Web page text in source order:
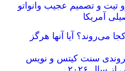
تیت و تصمیم عجیب وانواتو
آمریکا
می‌روند؟ آیا آنها هرگز
سنت کیتس و نویس